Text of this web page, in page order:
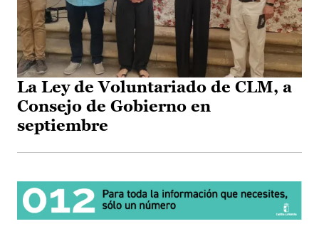
La Ley de Voluntariado de CLM, a
Consejo de Gobierno en
septiembre